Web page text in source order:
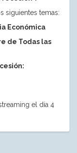
siguientes temas:
Económica
de Todas las
el día 4